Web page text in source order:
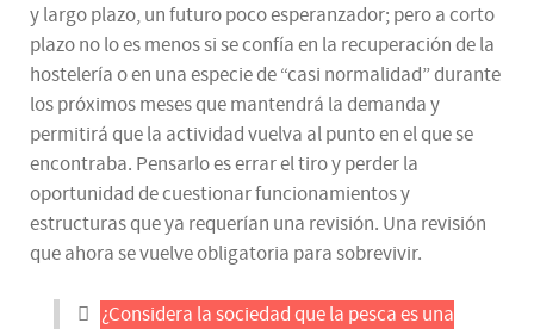
y largo plazo, un futuro poco esperanzador; pero a corto
plazo no lo es menos si se confía en la recuperación de la
hostelería o en una especie de “casi normalidad” durante
los próximos meses que mantendrá la demanda y
permitirá que la actividad vuelva al punto en el que se
encontraba. Pensarlo es errar el tiro y perder la
oportunidad de cuestionar funcionamientos y
estructuras que ya requerían una revisión. Una revisión
que ahora se vuelve obligatoria para sobrevivir.
¿Considera la sociedad que la pesca es una